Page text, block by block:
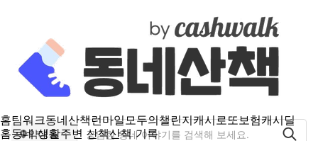
홈팀워크동네산책런마일모두의챌린지캐시로또보험캐시딜
홈동네 생활주변 산책산책 기록
약대동